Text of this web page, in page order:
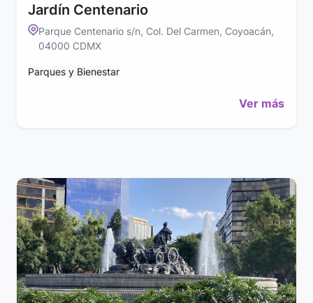
Jardín Centenario
Parque Centenario s/n, Col. Del Carmen, Coyoacán,
04000 CDMX
Parques y Bienestar
Ver más